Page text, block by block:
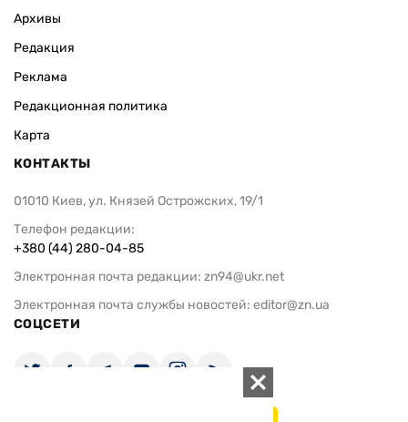
Архивы
Редакция
Реклама
Редакционная политика
Карта
КОНТАКТЫ
01010 Киев, ул. Князей Острожских, 19/1
Телефон редакции:
+380 (44) 280-04-85
Электронная почта редакции: zn94@ukr.net
Электронная почта службы новостей: editor@zn.ua
СОЦСЕТИ